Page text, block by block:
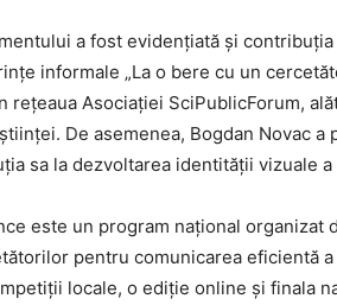
a fost evidențiată și
informale „La o bere cu un
rețeaua Asociației SciPublicForum,
De asemenea, Bogdan Novac a
sa la dezvoltarea identității vizuale
este un program național organizat
pentru comunicarea eficientă
locale, o ediție online și finala